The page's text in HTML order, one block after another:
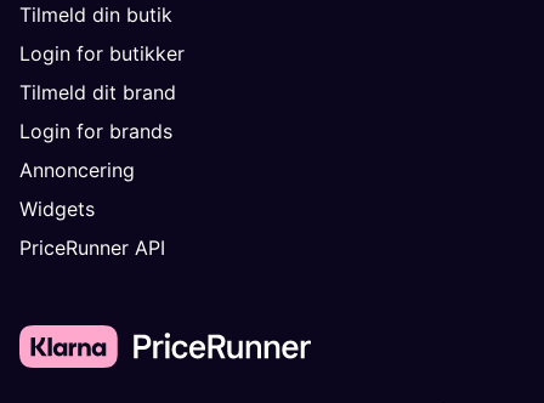
Tilmeld din butik
Login for butikker
Tilmeld dit brand
Login for brands
Annoncering
Widgets
PriceRunner API